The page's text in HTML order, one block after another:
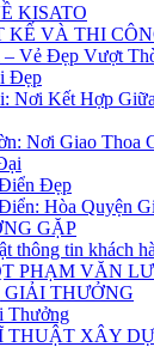
KISATO
KẾ VÀ THI
Vẻ Đẹp Vượt
Đẹp
Nơi Kết Hợp
Nơi Giao Thoa
Đẹp
Hòa Quyện
GẶP
thông tin khách
PHẠM VĂN
THƯỞNG
Thưởng
THUẬT XÂY